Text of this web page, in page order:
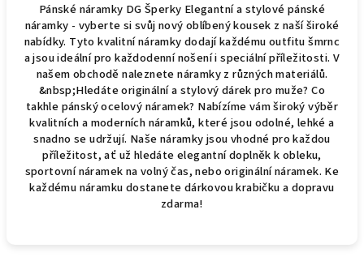
Pánské náramky DG Šperky Elegantní a stylové pánské
náramky - vyberte si svůj nový oblíbený kousek z naší široké
nabídky. Tyto kvalitní náramky dodají každému outfitu šmrnc
a jsou ideální pro každodenní nošení i speciální příležitosti. V
našem obchodě naleznete náramky z různých materiálů.
&nbsp;Hledáte originální a stylový dárek pro muže? Co
takhle pánský ocelový náramek? Nabízíme vám široký výběr
kvalitních a moderních náramků, které jsou odolné, lehké a
snadno se udržují. Naše náramky jsou vhodné pro každou
příležitost, ať už hledáte elegantní doplněk k obleku,
sportovní náramek na volný čas, nebo originální náramek. Ke
každému náramku dostanete dárkovou krabičku a dopravu
zdarma!